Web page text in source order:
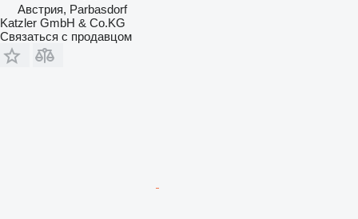
Австрия, Parbasdorf
Katzler GmbH & Co.KG
Связаться с продавцом